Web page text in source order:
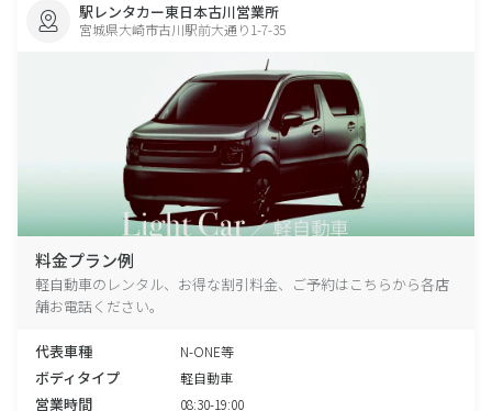
駅レンタカー東日本古川営業所
宮城県大崎市古川駅前大通り1-7-35
料金プラン例
軽自動車のレンタル、お得な割引料金、ご予約はこちらから各店
舗お電話ください。
代表車種 N-ONE等
ボディタイプ 軽自動車
営業時間 08:30-19:00